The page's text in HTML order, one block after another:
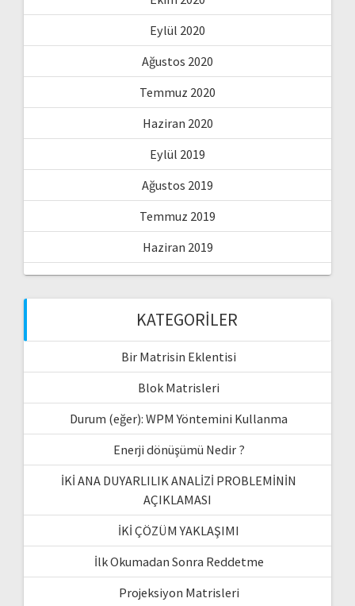
Eylül 2020
Ağustos 2020
Temmuz 2020
Haziran 2020
Eylül 2019
Ağustos 2019
Temmuz 2019
Haziran 2019
KATEGORILER
Bir Matrisin Eklentisi
Blok Matrisleri
Durum (eğer): WPM Yöntemini Kullanma
Enerji dönüşümü Nedir ?
İKİ ANA DUYARLILIK ANALİZİ PROBLEMİNİN
AÇIKLAMASI
İKİ ÇÖZÜM YAKLAŞIMI
İlk Okumadan Sonra Reddetme
Projeksiyon Matrisleri